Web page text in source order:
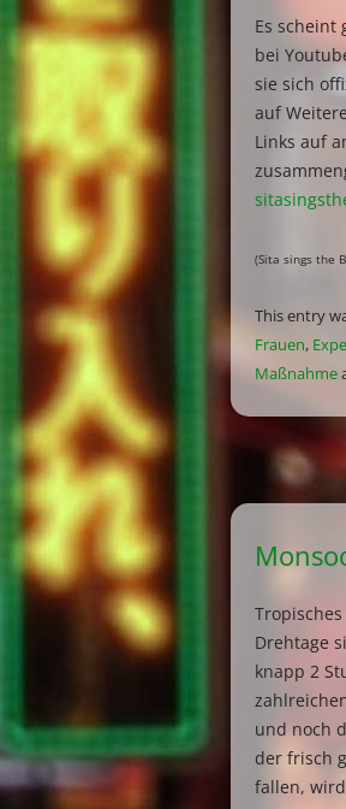
Es scheint
bei
sie sich
auf
Links auf
(Sita sings the
This entry
Frauen,
Maßnahme
Drehtage
knapp 2
und noch
der frisch
fallen,